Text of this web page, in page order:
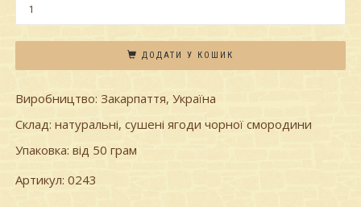
ДОДАТИ У КОШИК
Виробництво: Закарпаття, Україна
Склад: натуральні, сушені ягоди чорної смородини
Упаковка: від 50 грам
Артикул: 0243